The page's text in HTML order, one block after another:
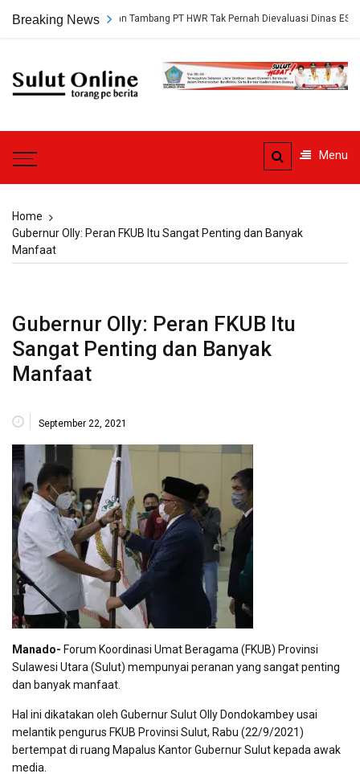
Breaking News
Persetujuan Tambang PT HWR Tak Pernah Dievaluasi Dinas ESDM
Sulut
Menu
Home
Gubernur Olly: Peran FKUB Itu Sangat Penting dan Banyak
Manfaat
Gubernur Olly: Peran FKUB Itu
Sangat Penting dan Banyak
Manfaat
September 22, 2021
Manado- Forum Koordinasi Umat Beragama (FKUB) Provinsi
Sulawesi Utara (Sulut) mempunyai peranan yang sangat penting
dan banyak manfaat.
Hal ini dikatakan oleh Gubernur Sulut Olly Dondokambey usai
melantik pengurus FKUB Provinsi Sulut, Rabu (22/9/2021)
bertempat di ruang Mapalus Kantor Gubernur Sulut kepada awak
media.